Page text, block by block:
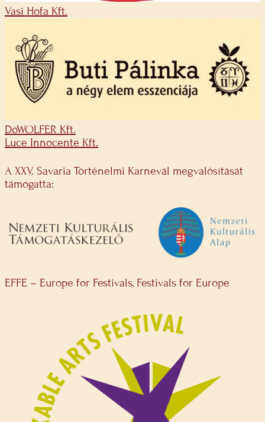
Vasi Hofa Kft.
DöWOLFER Kft.
Luce Innocente Kft.
A XXV. Savaria Történelmi Karnevál megvalósítását
támogatta:
EFFE – Europe for Festivals, Festivals for Europe